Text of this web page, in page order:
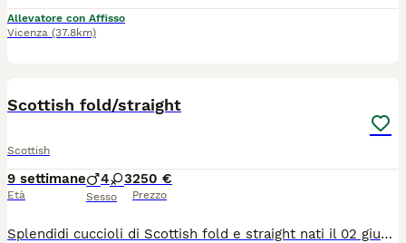
Allevatore con Affisso
Vicenza (37.8km)
Scottish fold/straight
Scottish
9 settimane
Età
4 3
Sesso
250 €
Prezzo
Splendidi cuccioli di Scottish fold e straight nati il 02 giugno 2026 cercano famiglia! Mamma Scottish fold blu e papà Scottish straight longhair sono entrambi di nostra proprietà, sanissimi e visionabili con i vostri occhi. I genitori sono sverminati e vacciniti, con libretto sanitario, con test FIV e FELV negativi. I cuccioli - svezzati, sverminati, sono già abituati a lettiera e tiragraffi, a stare con altri animali e con bambini se anche molto piccoli. Chiamateci e saremo felici di darci tutte le informazioni che desiderate.